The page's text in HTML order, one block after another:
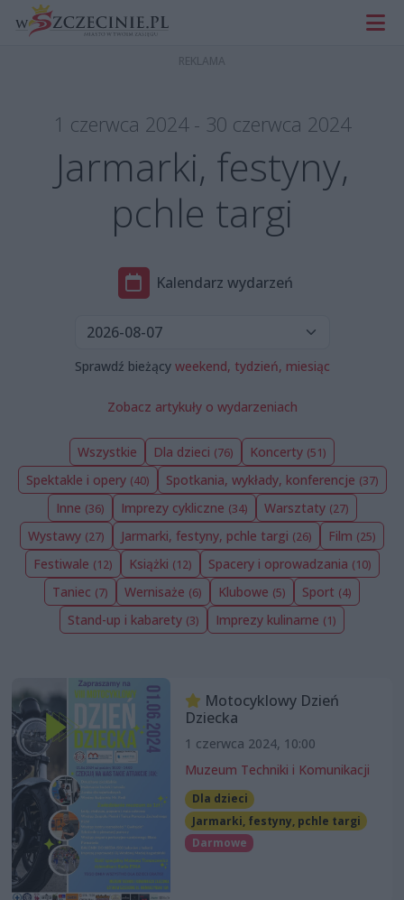
1 czerwca 2024 - 30 czerwca 2024
Jarmarki, festyny,
pchle targi
Kalendarz wydarzeń
Sprawdź bieżący weekend, tydzień, miesiąc
Zobacz artykuły o wydarzeniach
Wszystkie Dla dzieci (76) Koncerty (51)
Spektakle i opery (40) Spotkania, wykłady, konferencje (37)
Inne (36) Imprezy cykliczne (34) Warsztaty (27)
Wystawy (27) Jarmarki, festyny, pchle targi (26) Film (25)
Festiwale (12) Książki (12) Spacery i oprowadzania (10)
Taniec (7) Wernisaże (6) Klubowe (5) Sport (4)
Stand-up i kabarety (3) Imprezy kulinarne (1)
Motocyklowy Dzień
Dziecka
1 czerwca 2024, 10:00
Muzeum Techniki i Komunikacji
Dla dzieci
Jarmarki, festyny, pchle targi
Darmowe